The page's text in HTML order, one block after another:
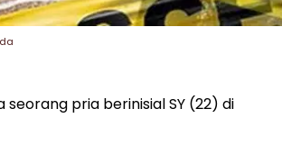
pria berinisial SY (22) di